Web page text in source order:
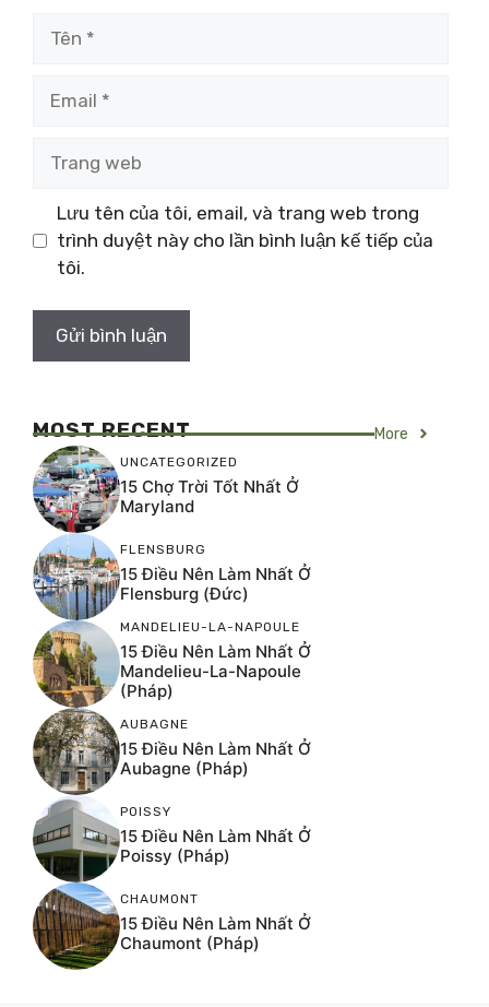
Lưu tên của tôi, email, và trang web trong
trình duyệt này cho lần bình luận kế tiếp của
tôi.
MOST RECENT More
UNCATEGORIZED
15 Chợ Trời Tốt Nhất Ở
Maryland
FLENSBURG
15 Điều Nên Làm Nhất Ở
Flensburg (Đức)
MANDELIEU-LA-NAPOULE
15 Điều Nên Làm Nhất Ở
Mandelieu-La-Napoule
(Pháp)
AUBAGNE
15 Điều Nên Làm Nhất Ở
Aubagne (Pháp)
POISSY
15 Điều Nên Làm Nhất Ở
Poissy (Pháp)
CHAUMONT
15 Điều Nên Làm Nhất Ở
Chaumont (Pháp)